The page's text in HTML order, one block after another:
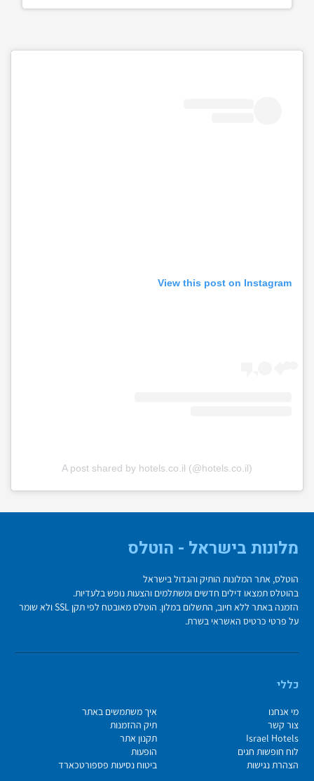
View this post on Instagram
A post shared by hotels.co.il (@hotels.co.il)
מלונות בישראל - הוטלס
הוטלס, אתר המלונות הותיק והגדול בישראל
בהוטלס תמצאו דילים חדשים ומשתלמים והצעות נופש בלעדיות.
הזמנה באתר ללא חיוב, התשלום במלון. הוטלס מאובטח לפי תקן SSL ולא שומר
על פרטי כרטיס האשראי בשרת.
כללי
מי אנחנו
איך משתמשים באתר
צור קשר
תיק ההזמנות
Israel Hotels
תקנון אתר
לוח חופשות חגים
הופעות
הצהרת נגישות
ביטוח נסיעות פספורטכארד